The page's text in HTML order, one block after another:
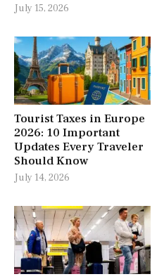
July 15, 2026
Tourist Taxes in Europe
2026: 10 Important
Updates Every Traveler
Should Know
July 14, 2026